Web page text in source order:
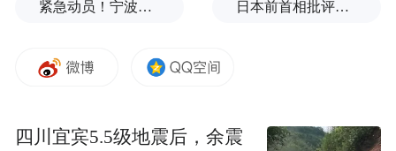
紧急动员！宁波、温州、金华、舟山、台州、丽水等市市长，发表电视讲话 日本前首相批评高市在处理中美关系上缺乏战略
四川宜宾5.5级地震后，余震